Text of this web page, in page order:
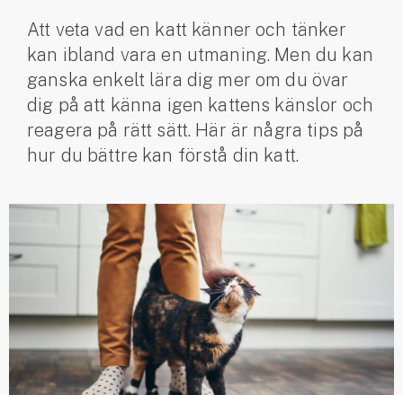
Fordon
Snöskoterförsäkring
ATV-försäkring
Släpvagnsförsäkring
Husvagnsförsäkring
Motorcykel
Mc-försäkring
Märkesförsäkringar
Båt
Båtförsäkring
Att veta vad en katt känner och tänker
kan ibland vara en utmaning. Men du kan
ganska enkelt lära dig mer om du övar
dig på att känna igen kattens känslor och
reagera på rätt sätt. Här är några tips på
hur du bättre kan förstå din katt.